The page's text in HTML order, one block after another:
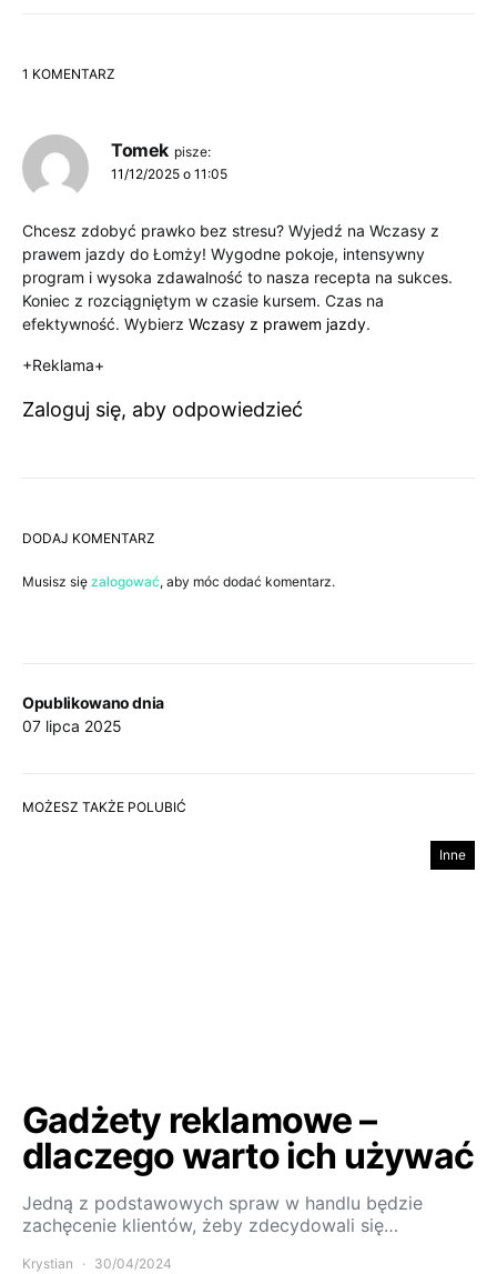
Opublikowano dnia
07 lipca 2025
1 KOMENTARZ
Tomek pisze:
11/12/2025 o 11:05
Chcesz zdobyć prawko bez stresu? Wyjedź na Wczasy z
prawem jazdy do Łomży! Wygodne pokoje, intensywny
program i wysoka zdawalność to nasza recepta na sukces.
Koniec z rozciągniętym w czasie kursem. Czas na
efektywność. Wybierz Wczasy z prawem jazdy.
+Reklama+
Zaloguj się, aby odpowiedzieć
DODAJ KOMENTARZ
Musisz się zalogować, aby móc dodać komentarz.
MOŻESZ TAKŻE POLUBIĆ
Inne
Gadżety reklamowe –
dlaczego warto ich używać
Jedną z podstawowych spraw w handlu będzie
zachęcenie klientów, żeby zdecydowali się…
Krystian 30/04/2024